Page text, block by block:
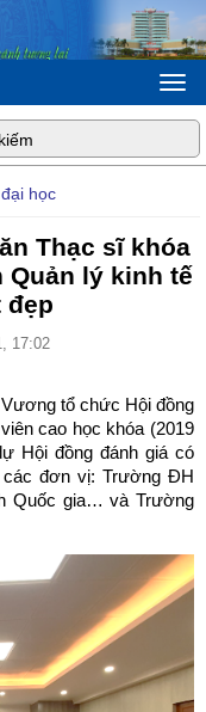
học
Thạc sĩ khóa
Quản lý kinh tế
đẹp
17:02
tổ chức Hội đồng
cao học khóa (2019
Hội đồng đánh giá có
đơn vị: Trường ĐH
Quốc gia… và Trường